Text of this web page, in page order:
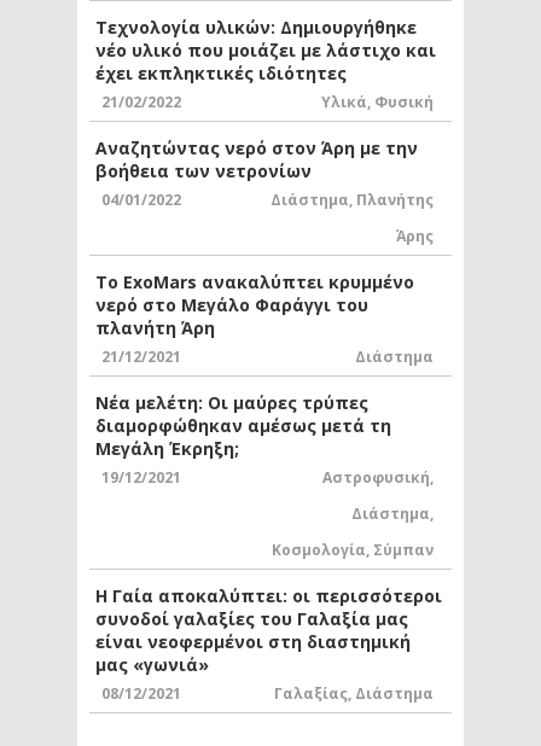
Τεχνολογία υλικών: Δημιουργήθηκε
νέο υλικό που μοιάζει με λάστιχο και
έχει εκπληκτικές ιδιότητες
21/02/2022 Υλικά, Φυσική
Αναζητώντας νερό στον Άρη με την
βοήθεια των νετρονίων
04/01/2022 Διάστημα, Πλανήτης
Άρης
Το ExoMars ανακαλύπτει κρυμμένο
νερό στο Μεγάλο Φαράγγι του
πλανήτη Άρη
21/12/2021 Διάστημα
Νέα μελέτη: Οι μαύρες τρύπες
διαμορφώθηκαν αμέσως μετά τη
Μεγάλη Έκρηξη;
19/12/2021 Αστροφυσική,
Διάστημα,
Κοσμολογία, Σύμπαν
Η Γαία αποκαλύπτει: οι περισσότεροι
συνοδοί γαλαξίες του Γαλαξία μας
είναι νεοφερμένοι στη διαστημική
μας «γωνιά»
08/12/2021 Γαλαξίας, Διάστημα